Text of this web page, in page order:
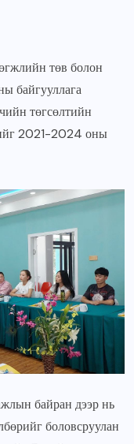
төв болон
байгууллага
төгсөлтийн
ийг 2021-2024 оны
байран дээр нь
боловсруулан